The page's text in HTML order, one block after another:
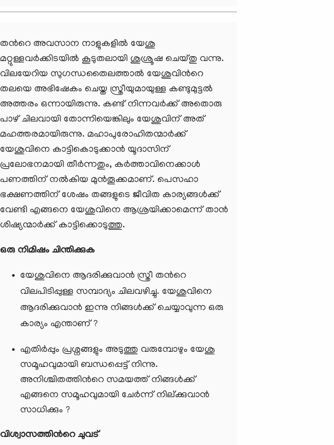
തന്‍റെ അവസാന നാളുകളില്‍ യേശു
മറ്റുള്ളവര്‍ക്കിടയില്‍ കൂടുതലായി ശുശ്രൂഷ ചെയ്തു വന്നു.
വിലയേറിയ സുഗന്ധതൈലത്താല്‍ യേശുവിന്‍റെ
തലയെ അഭിഷേകം ചെയ്ത സ്ത്രീയുമായുള്ള കണ്ടുമുട്ടല്‍
അത്തരം ഒന്നായിരുന്നു. കണ്ട് നിന്നവര്‍ക്ക് അതൊരു
പാഴ് ചിലവായി തോന്നിയെങ്കിലും യേശുവിന് അത്
മഹത്തരമായിരുന്നു. മഹാപുരോഹിതന്മാര്‍ക്ക്
യേശുവിനെ കാട്ടികൊടുക്കാന്‍ യൂദാസിന്
പ്രലോഭനമായി തീര്‍ന്നതും, കര്‍ത്താവിനെക്കാള്‍
പണത്തിന് നല്‍കിയ മുന്‍തൂക്കമാണ്. പെസഹാ
ഭക്ഷണത്തിന് ശേഷം തങ്ങളുടെ ജീവിത കാര്യങ്ങള്‍ക്ക്
വേണ്ടി എങ്ങനെ യേശുവിനെ ആശ്രയിക്കാമെന്ന് താന്‍
ശിഷ്യന്മാര്‍ക്ക് കാട്ടിക്കൊടുത്തു.
ഒരു നിമിഷം ചിന്തിക്കുക
യേശുവിനെ ആദരിക്കുവാന്‍ സ്ത്രീ തന്‍റെ
വിലപിടിപ്പുള്ള സമ്പാദ്യം ചിലവഴിച്ചു. യേശുവിനെ
ആദരിക്കുവാന്‍ ഇന്നു നിങ്ങള്‍ക്ക് ചെയ്യാവുന്ന ഒരു
കാര്യം എന്താണ് ?
എതിര്‍പ്പും പ്രശ്നങ്ങളും അടുത്തു വരുമ്പോഴും യേശു
സമൂഹവുമായി ബന്ധപ്പെട്ട് നിന്നു.
അനിശ്ചിതത്തിന്‍റെ സമയത്ത് നിങ്ങള്‍ക്ക്
എങ്ങനെ സമൂഹവുമായി ചേര്‍ന്ന് നില്ക്കുവാന്‍
സാധിക്കും ?
വിശ്വാസത്തിന്‍റെ ചുവട്